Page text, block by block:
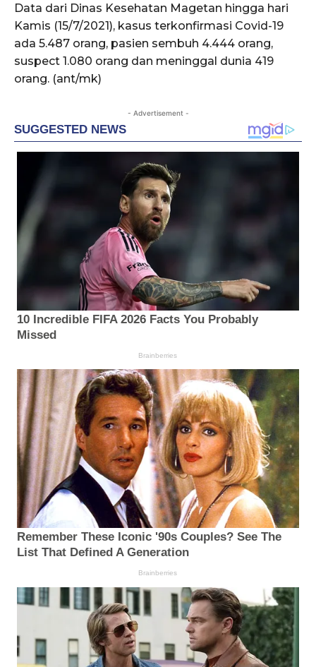
Data dari Dinas Kesehatan Magetan hingga hari
Kamis (15/7/2021), kasus terkonfirmasi Covid-19
ada 5.487 orang, pasien sembuh 4.444 orang,
suspect 1.080 orang dan meninggal dunia 419
orang. (ant/mk)
- Advertisement -